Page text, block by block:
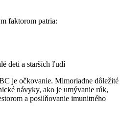
faktorom patria:
deti a starších ľudí
je očkovanie. Mimoriadne dôležité
návyky, ako je umývanie rúk,
a posilňovanie imunitného